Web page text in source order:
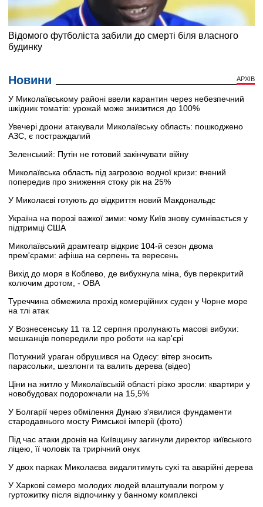
Новини АРХІВ
У Миколаївському районі ввели карантин через небезпечний
шкідник томатів: урожай може знизитися до 100%
Увечері дрони атакували Миколаївську область: пошкоджено
АЗС, є постраждалий
Зеленський: Путін не готовий закінчувати війну
Миколаївська область під загрозою водної кризи: вчений
попередив про зниження стоку рік на 25%
У Миколаєві готують до відкриття новий Макдональдс
Україна на порозі важкої зими: чому Київ знову сумнівається у
підтримці США
Миколаївський драмтеатр відкриє 104-й сезон двома
прем'єрами: афіша на серпень та вересень
Вихід до моря в Коблево, де вибухнула міна, був перекритий
колючим дротом, - ОВА
Туреччина обмежила прохід комерційних суден у Чорне море
на тлі атак
У Вознесенську 11 та 12 серпня пролунають масові вибухи:
мешканців попередили про роботи на кар'єрі
Потужний ураган обрушився на Одесу: вітер зносить
парасольки, шезлонги та валить дерева (відео)
Ціни на житло у Миколаївській області різко зросли: квартири у
новобудовах подорожчали на 15,5%
У Болгарії через обмілення Дунаю з'явилися фундаменти
стародавнього мосту Римської імперії (фото)
Під час атаки дронів на Київщину загинули директор київського
ліцею, її чоловік та трирічний онук
У двох парках Миколаєва видалятимуть сухі та аварійні дерева
У Харкові семеро молодих людей влаштували погром у
гуртожитку після відпочинку у банному комплексі